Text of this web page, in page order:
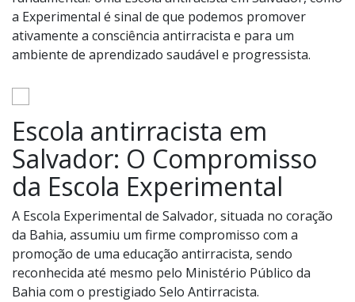
a Experimental é sinal de que podemos promover
ativamente a consciência antirracista e para um
ambiente de aprendizado saudável e progressista.
Escola antirracista em
Salvador: O Compromisso
da Escola Experimental
A Escola Experimental de Salvador, situada no coração
da Bahia, assumiu um firme compromisso com a
promoção de uma educação antirracista, sendo
reconhecida até mesmo pelo Ministério Público da
Bahia com o prestigiado Selo Antirracista.